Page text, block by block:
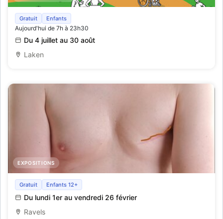
Ontdek deze zomer Parkway ! ☀️
Gratuit Enfants
Aujourd'hui de 7h à 23h30
Du 4 juillet au 30 août
Laken
EXPOSITIONS
Expo Borstkankerman vzw - Mannen kunnen ook...-
Hilde Collier
Gratuit Enfants 12+
Du lundi 1er au vendredi 26 février
Ravels